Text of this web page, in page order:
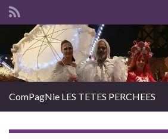
Search for:
ComPagNie LES TETES PERCHEES